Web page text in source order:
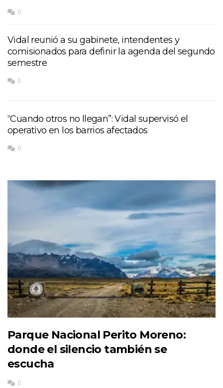
0
Vidal reunió a su gabinete, intendentes y
comisionados para definir la agenda del segundo
semestre
0
“Cuando otros no llegan”: Vidal supervisó el
operativo en los barrios afectados
0
Parque Nacional Perito Moreno:
donde el silencio también se
escucha
0